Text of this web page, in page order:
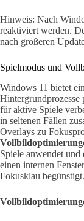
Hinweis: Nach
reaktiviert werden.
nach größeren
Spielmodus und
Windows 11 bietet
Hintergrundprozesse
für aktive Spiele
in seltenen Fällen
Overlays zu
Spiele anwendet
einen internen
Fokusklau begünstigt.